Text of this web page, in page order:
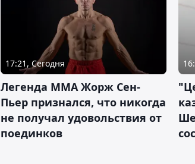
17:21, Сегодня
Легенда ММА Жорж Сен-
Пьер признался, что никогда
не получал удовольствия от
поединков